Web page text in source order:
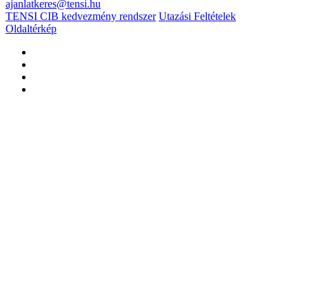
ajanlatkeres@tensi.hu
TENSI CIB kedvezmény rendszer Utazási Feltételek
Oldaltérkép